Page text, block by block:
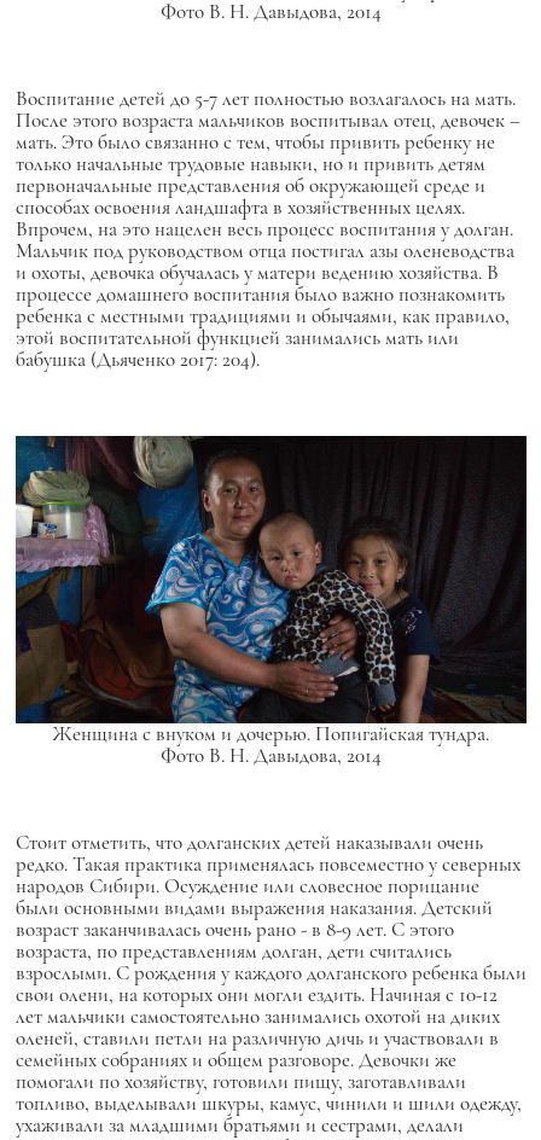
Фото В. Н. Давыдова, 2014
Воспитание детей до 5-7 лет полностью возлагалось на мать.
После этого возраста мальчиков воспитывал отец, девочек –
мать. Это было связанно с тем, чтобы привить ребенку не
только начальные трудовые навыки, но и привить детям
первоначальные представления об окружающей среде и
способах освоения ландшафта в хозяйственных целях.
Впрочем, на это нацелен весь процесс воспитания у долган.
Мальчик под руководством отца постигал азы оленеводства
и охоты, девочка обучалась у матери ведению хозяйства. В
процессе домашнего воспитания было важно познакомить
ребенка с местными традициями и обычаями, как правило,
этой воспитательной функцией занимались мать или
бабушка (Дьяченко 2017: 204).
Женщина с внуком и дочерью. Попигайская тундра.
Фото В. Н. Давыдова, 2014
Стоит отметить, что долганских детей наказывали очень
редко. Такая практика применялась повсеместно у северных
народов Сибири. Осуждение или словесное порицание
были основными видами выражения наказания. Детский
возраст заканчивалась очень рано - в 8-9 лет. С этого
возраста, по представлениям долган, дети считались
взрослыми. С рождения у каждого долганского ребенка были
свои олени, на которых они могли ездить. Начиная с 10-12
лет мальчики самостоятельно занимались охотой на диких
оленей, ставили петли на различную дичь и участвовали в
семейных собраниях и общем разговоре. Девочки же
помогали по хозяйству, готовили пищу, заготавливали
топливо, выделывали шкуры, камус, чинили и шили одежду,
ухаживали за младшими братьями и сестрами, делали